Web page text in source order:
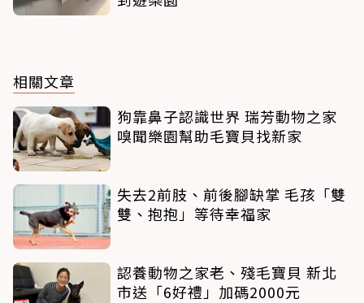
相關文章
狗靠鼻子認識世界 瑞芳動物之家
嗅聞樂園幫助毛寶貝找新家
失去2前肢、前後腳缺掌 毛孩「雙
雙、抱抱」等待幸福家
認養動物之家老、殘毛寶貝 新北
市送「6好禮」加碼2000元